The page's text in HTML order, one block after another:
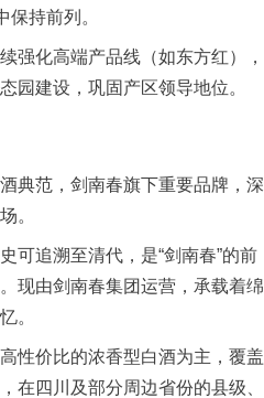
保持前列。
强化高端产品线（如东方红），
园建设，巩固产区领导地位。
典范，剑南春旗下重要品牌，深
。
可追溯至清代，是“剑南春”的前
现由剑南春集团运营，承载着绵
。
性价比的浓香型白酒为主，覆盖
在四川及部分周边省份的县级、